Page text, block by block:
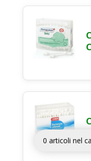
0 articoli nel